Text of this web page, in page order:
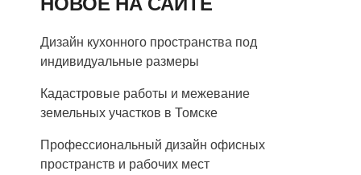
Дизайн кухонного пространства под
индивидуальные размеры
Кадастровые работы и межевание
земельных участков в Томске
Профессиональный дизайн офисных
пространств и рабочих мест